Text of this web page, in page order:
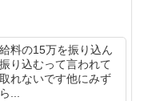
料の15万を振り込ん
り込むって言われて
れないです他にみず
...